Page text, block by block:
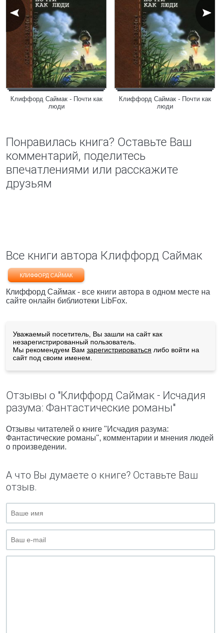
Клиффорд Саймак - Почти как
люди
Клиффорд Саймак - Почти как
люди
Понравилась книга? Оставьте Ваш
комментарий, поделитесь
впечатлениями или расскажите
друзьям
Все книги автора Клиффорд Саймак
КЛИФФОРД САЙМАК
Клиффорд Саймак - все книги автора в одном месте на
сайте онлайн библиотеки LibFox.
Уважаемый посетитель, Вы зашли на сайт как
незарегистрированный пользователь.
Мы рекомендуем Вам зарегистрироваться либо войти на
сайт под своим именем.
Отзывы о "Клиффорд Саймак - Исчадия
разума: Фантастические романы"
Отзывы читателей о книге "Исчадия разума:
Фантастические романы", комментарии и мнения людей
о произведении.
А что Вы думаете о книге? Оставьте Ваш
отзыв.